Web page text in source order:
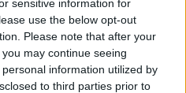
sensitive information for
use the below opt-out
Please note that after your
may continue seeing
information utilized by
to third parties prior to